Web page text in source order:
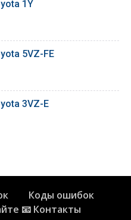
1Y
5VZ-FE
3VZ-E
Коды ошибок
📧 Контакты